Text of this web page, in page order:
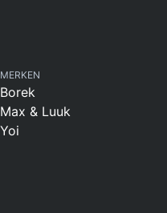
MERKEN
Borek
Max & Luuk
Yoi